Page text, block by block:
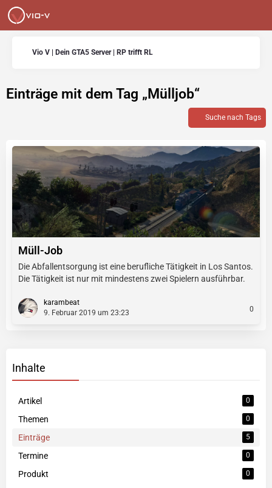
Vio V | Dein GTA5 Server | RP trifft RL
Einträge mit dem Tag „Mülljob“
Suche nach Tags
Müll-Job
Die Abfallentsorgung ist eine berufliche Tätigkeit in Los Santos.
Die Tätigkeit ist nur mit mindestens zwei Spielern ausführbar.
karambeat
9. Februar 2019 um 23:23
0
Inhalte
Artikel 0
Themen 0
Einträge 5
Termine 0
Produkt 0